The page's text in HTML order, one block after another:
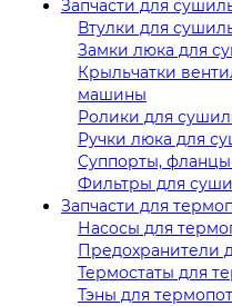
Запчасти для
Втулки для
Замки люка для
Крыльчатки
машины
Ролики для
Ручки люка для
Суппорты,
Фильтры для
Запчасти для
Насосы для
Предохранители
Термостаты для
Тэны для